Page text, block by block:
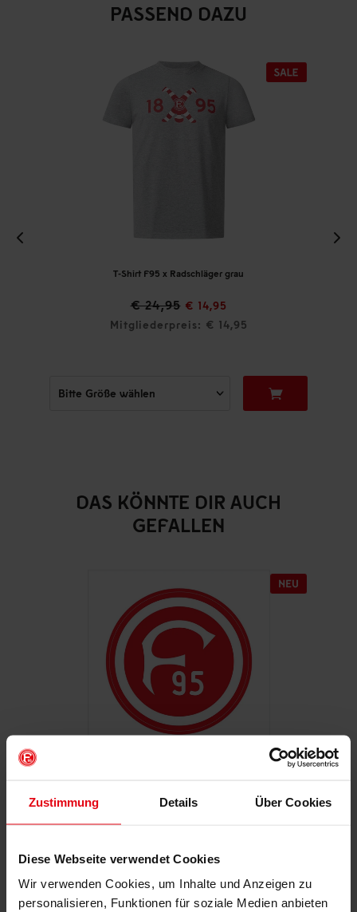
Zustimmung Details Über Cookies
Diese Webseite verwendet Cookies
Wir verwenden Cookies, um Inhalte und Anzeigen zu
personalisieren, Funktionen für soziale Medien anbieten
PASSEND DAZU
T-Shirt F95 x Radschläger grau
€ 24,95 € 14,95
Mitgliederpreis: € 14,95
DAS KÖNNTE DIR AUCH
GEFALLEN
IN DEN WARENKORB